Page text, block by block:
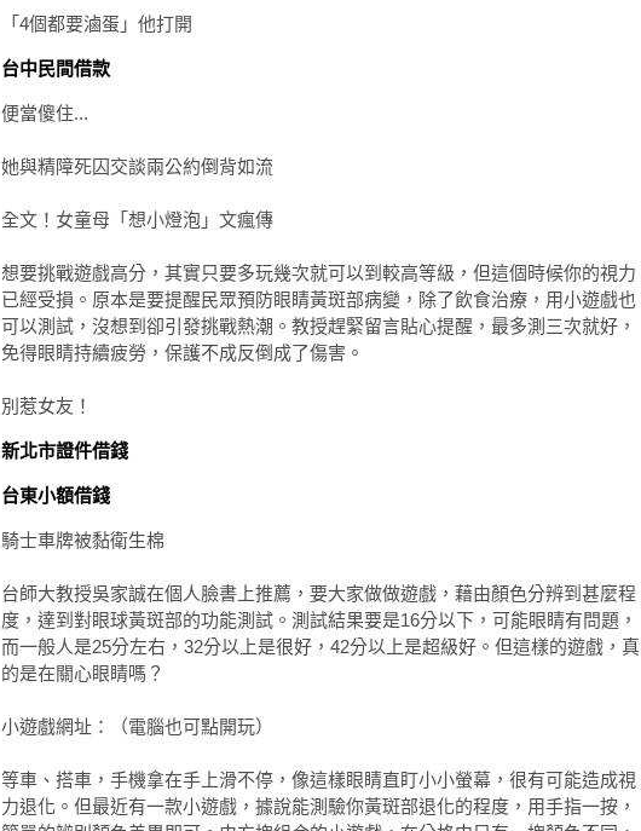
「4個都要滷蛋」他打開
台中民間借款
便當傻住...
她與精障死囚交談兩公約倒背如流
全文！女童母「想小燈泡」文瘋傳
想要挑戰遊戲高分，其實只要多玩幾次就可以到較高等級，但這個時候你的視力
已經受損。原本是要提醒民眾預防眼睛黃斑部病變，除了飲食治療，用小遊戲也
可以測試，沒想到卻引發挑戰熱潮。教授趕緊留言貼心提醒，最多測三次就好，
免得眼睛持續疲勞，保護不成反倒成了傷害。
別惹女友！
新北市證件借錢
台東小額借錢
騎士車牌被黏衛生棉
台師大教授吳家誠在個人臉書上推薦，要大家做做遊戲，藉由顏色分辨到甚麼程
度，達到對眼球黃斑部的功能測試。測試結果要是16分以下，可能眼睛有問題，
而一般人是25分左右，32分以上是很好，42分以上是超級好。但這樣的遊戲，真
的是在關心眼睛嗎？
小遊戲網址：（電腦也可點開玩）
等車、搭車，手機拿在手上滑不停，像這樣眼睛直盯小小螢幕，很有可能造成視
力退化。但最近有一款小遊戲，據說能測驗你黃斑部退化的程度，用手指一按，